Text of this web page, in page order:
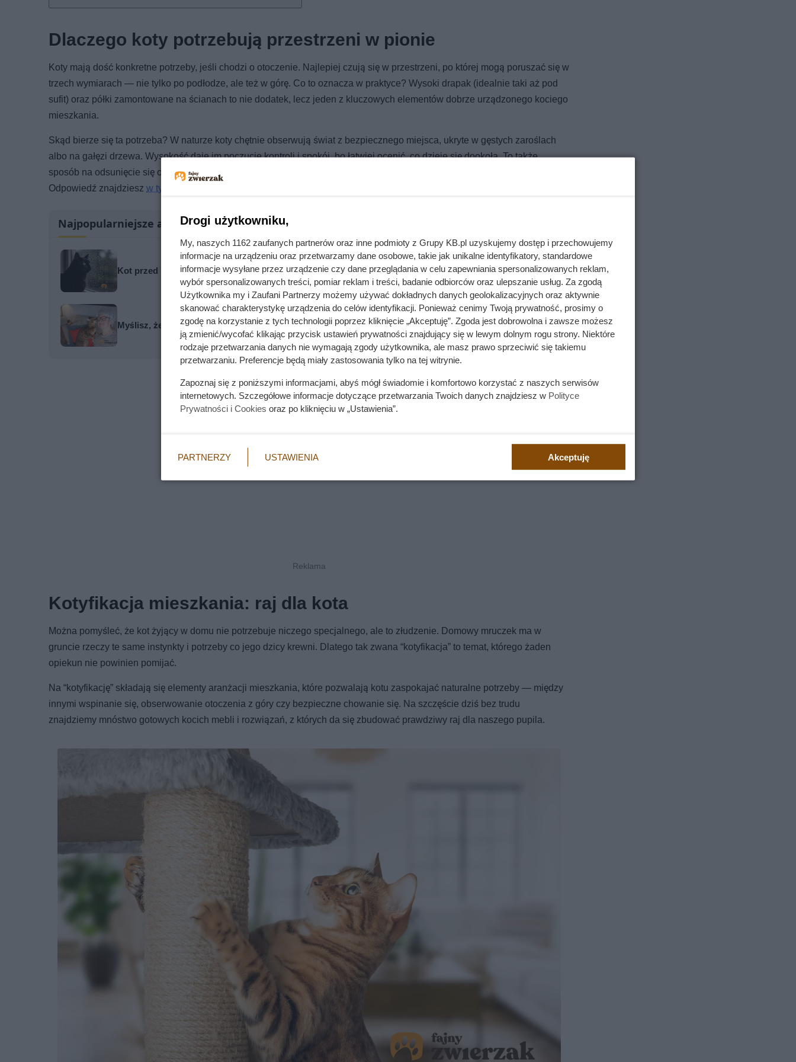
Dlaczego koty potrzebują przestrzeni w pionie
Koty mają dość konkretne potrzeby, jeśli chodzi o otoczenie. Najlepiej czują się w przestrzeni, po której mogą poruszać się w
trzech wymiarach — nie tylko po podłodze, ale też w górę. Co to oznacza w praktyce? Wysoki drapak (idealnie taki aż pod
sufit) oraz półki zamontowane na ścianach to nie dodatek, lecz jeden z kluczowych elementów dobrze urządzonego kociego
mieszkania.
Skąd bierze się ta potrzeba? W naturze koty chętnie obserwują świat z bezpiecznego miejsca, ukryte w gęstych zaroślach
albo na gałęzi drzewa. Wysokość daje im poczucie kontroli i spokój, bo łatwiej ocenić, co dzieje się dookoła. To także
sposób na odsunięcie się od tego, co może je stresować — na przykład od psa. Czy pies może mieszkać z kotem?
Odpowiedź znajdziesz w tym artykule.
Najpopularniejsze artykuły
Kot przed burzą zachowuje się dziwnie. Powód nie ma nic wspólnego z „szóstym zmysłem”
Myślisz, że kot patrzy Ci w oczy i wie, kim jesteś? Prawda szokuje właścicieli
Kotyfikacja mieszkania: raj dla kota
Można pomyśleć, że kot żyjący w domu nie potrzebuje niczego specjalnego, ale to złudzenie. Domowy mruczek ma w
gruncie rzeczy te same instynkty i potrzeby co jego dzicy krewni. Dlatego tak zwana “kotyfikacja” to temat, którego żaden
opiekun nie powinien pomijać.
Na “kotyfikację” składają się elementy aranżacji mieszkania, które pozwalają kotu zaspokajać naturalne potrzeby — między
innymi wspinanie się, obserwowanie otoczenia z góry czy bezpieczne chowanie się. Na szczęście dziś bez trudu
znajdziemy mnóstwo gotowych kocich mebli i rozwiązań, z których da się zbudować prawdziwy raj dla naszego pupila.
Drogi użytkowniku,
My, naszych 1162 zaufanych partnerów oraz inne podmioty z Grupy KB.pl uzyskujemy dostęp i przechowujemy
informacje na urządzeniu oraz przetwarzamy dane osobowe, takie jak unikalne identyfikatory, standardowe
informacje wysyłane przez urządzenie czy dane przeglądania w celu zapewniania spersonalizowanych reklam,
wybór spersonalizowanych treści, pomiar reklam i treści, badanie odbiorców oraz ulepszanie usług. Za zgodą
Użytkownika my i Zaufani Partnerzy możemy używać dokładnych danych geolokalizacyjnych oraz aktywnie
skanować charakterystykę urządzenia do celów identyfikacji. Ponieważ cenimy Twoją prywatność, prosimy o
zgodę na korzystanie z tych technologii poprzez kliknięcie „Akceptuję”. Zgoda jest dobrowolna i zawsze możesz
ją zmienić/wycofać klikając przycisk ustawień prywatności znajdujący się w lewym dolnym rogu strony. Niektóre
rodzaje przetwarzania danych nie wymagają zgody użytkownika, ale masz prawo sprzeciwić się takiemu
przetwarzaniu. Preferencje będą miały zastosowania tylko na tej witrynie.
Zapoznaj się z poniższymi informacjami, abyś mógł świadomie i komfortowo korzystać z naszych serwisów
internetowych. Szczegółowe informacje dotyczące przetwarzania Twoich danych znajdziesz w Polityce
Prywatności i Cookies oraz po kliknięciu w „Ustawienia”.
PARTNERZY USTAWIENIA Akceptuję